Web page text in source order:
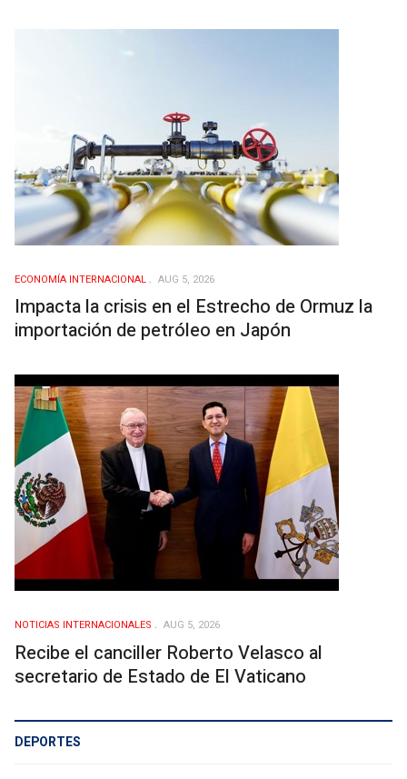
ECONOMÍA INTERNACIONAL AUG 5, 2026
Impacta la crisis en el Estrecho de Ormuz la
importación de petróleo en Japón
NOTICIAS INTERNACIONALES AUG 5, 2026
Recibe el canciller Roberto Velasco al
secretario de Estado de El Vaticano
DEPORTES